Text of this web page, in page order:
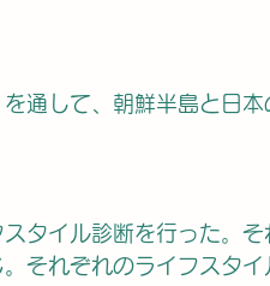
通して、朝鮮半島と日本
タイル診断を行った。
それぞれのライフスタ